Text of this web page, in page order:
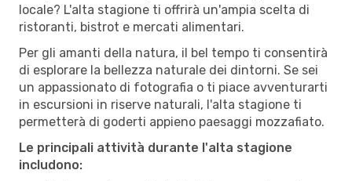
locale? L'alta stagione ti offrirà un'ampia scelta di
ristoranti, bistrot e mercati alimentari.
Per gli amanti della natura, il bel tempo ti consentirà
di esplorare la bellezza naturale dei dintorni. Se sei
un appassionato di fotografia o ti piace avventurarti
in escursioni in riserve naturali, l'alta stagione ti
permetterà di goderti appieno paesaggi mozzafiato.
Le principali attività durante l'alta stagione
includono: